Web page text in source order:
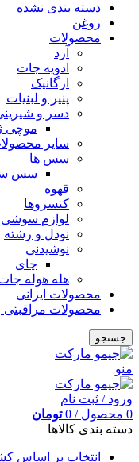
دسته بندی نشده
روغن
محصولات
آرد
ادویه جات
ارگانیک
پنیر و لبنیات
دسر و
موچی
سایر
سس ها
سس
قهوه
کنسروها
لوازم سوشی
نودل و رشته
نوشیدنی
چای
هله هوله
محصولات ایرانی
محصولات مراقبتی
جستجو
منو
ورود / ثبت نام
0 محصول /
0 تومان
دسته بندی کالاها
انتخاب بر اساس